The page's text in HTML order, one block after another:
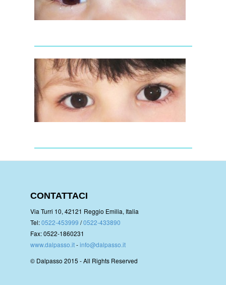
CONTATTACI
Via Turri 10, 42121 Reggio Emilia, Italia
Tel:0522-453999 /0522-433890
Fax: 0522-1860231
www.dalpasso.it-info@dalpasso.it
© Dalpasso 2015 - All Rights Reserved